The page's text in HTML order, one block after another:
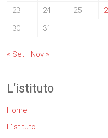
23
24 25
30
31
« Set Nov »
L’istituto
Home
L’istituto